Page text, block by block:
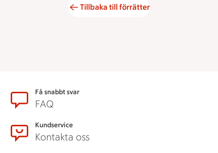
Tillbaka till förrätter
SidfotFå snabbt svar
FAQ
Kundservice
Kontakta oss